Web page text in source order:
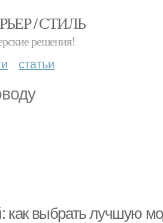
/ СТИЛЬ
решения!
статьи
как выбрать лучшую